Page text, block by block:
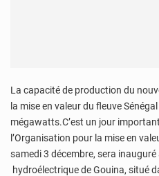
La capacité de production du
la mise en valeur du fleuve
mégawatts.C’est un jour
l’Organisation pour la mise en
samedi 3 décembre, sera
hydroélectrique de Gouina, situé